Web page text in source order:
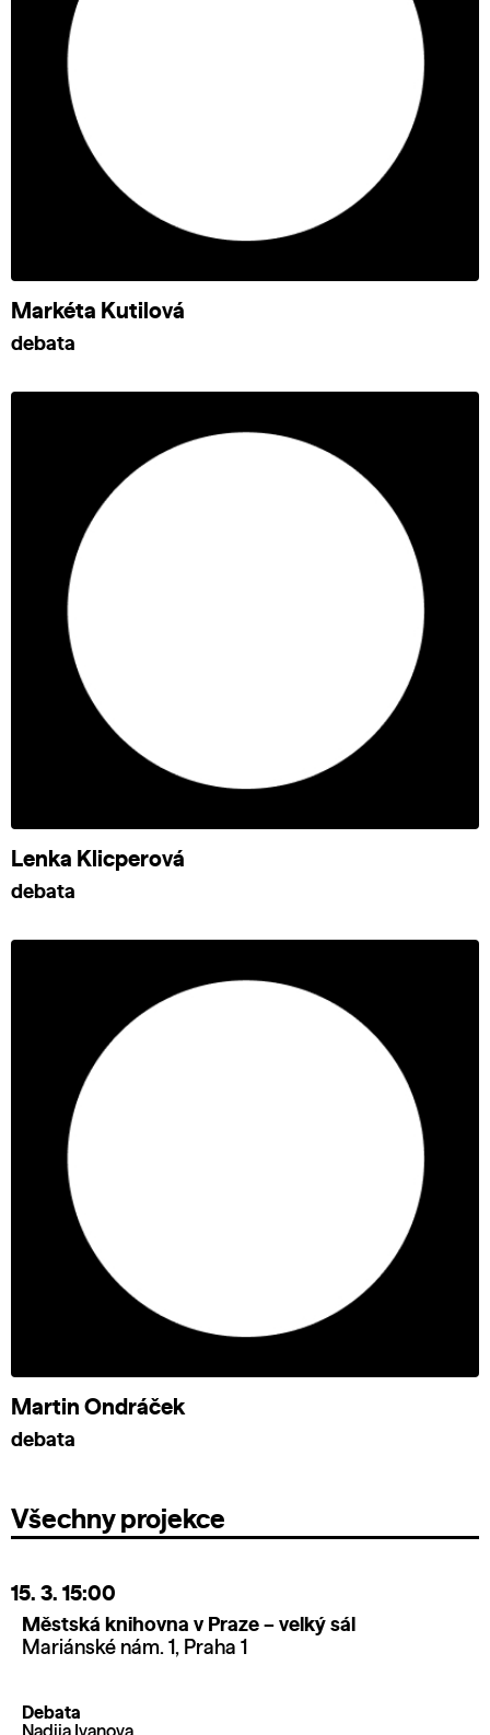
Markéta Kutilová
debata
Lenka Klicperová
debata
Martin Ondráček
debata
Všechny projekce
15. 3. 15:00
Městská knihovna v Praze – velký sál
Mariánské nám. 1, Praha 1
Debata